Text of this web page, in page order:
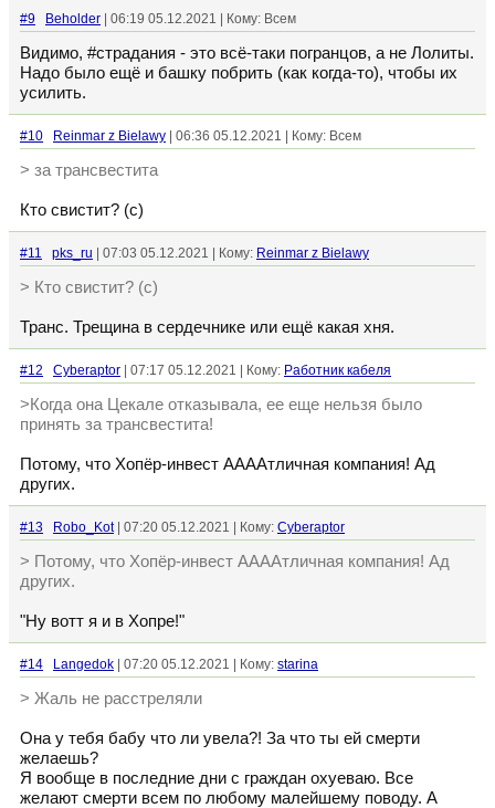
#9 Beholder | 06:19 05.12.2021 | Кому: Всем
Видимо, #страдания - это всё-таки погранцов, а не Лолиты.
Надо было ещё и башку побрить (как когда-то), чтобы их
усилить.
#10 Reinmar z Bielawy | 06:36 05.12.2021 | Кому: Всем
> за трансвестита
Кто свистит? (с)
#11 pks_ru | 07:03 05.12.2021 | Кому: Reinmar z Bielawy
> Кто свистит? (с)
Транс. Трещина в сердечнике или ещё какая хня.
#12 Cyberaptor | 07:17 05.12.2021 | Кому: Работник кабеля
>Когда она Цекале отказывала, ее еще нельзя было
принять за трансвестита!
Потому, что Хопёр-инвест ААААтличная компания! Ад
других.
#13 Robo_Kot| 07:20 05.12.2021 | Кому: Cyberaptor
> Потому, что Хопёр-инвест ААААтличная компания! Ад
других.
"Ну вотт я и в Хопре!"
#14 Langedok | 07:20 05.12.2021 | Кому: starina
> Жаль не расстреляли
Она у тебя бабу что ли увела?! За что ты ей смерти
желаешь?
Я вообще в последние дни с граждан охуеваю. Все
желают смерти всем по любому малейшему поводу. А